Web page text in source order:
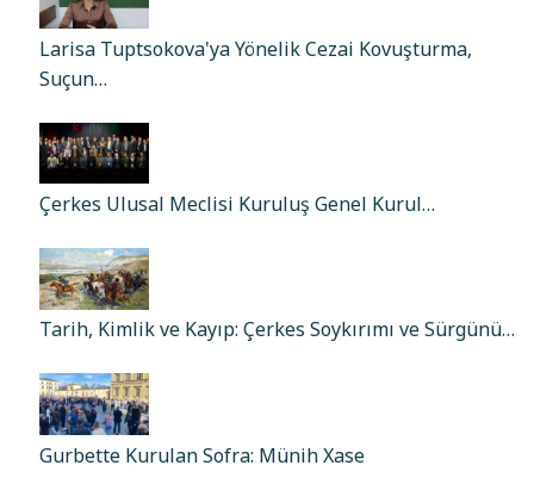
Larisa Tuptsokova'ya Yönelik Cezai Kovuşturma,
Suçun…
Çerkes Ulusal Meclisi Kuruluş Genel Kurul…
Tarih, Kimlik ve Kayıp: Çerkes Soykırımı ve Sürgünü…
Gurbette Kurulan Sofra: Münih Xase